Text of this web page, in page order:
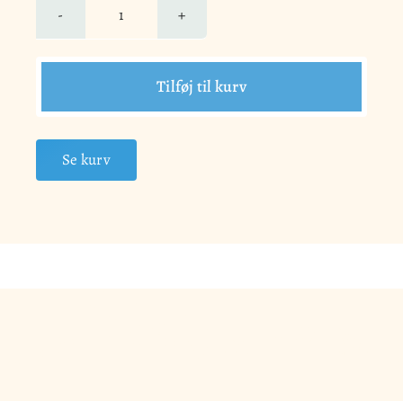
Tidevand
Tilføj til kurv
Se kurv